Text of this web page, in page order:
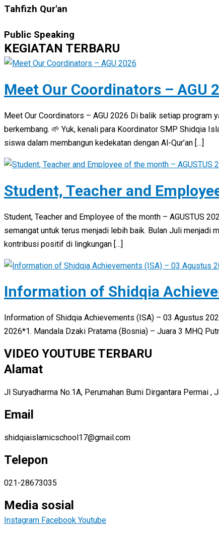
Tahfizh Qur'an
Public Speaking
KEGIATAN TERBARU
Meet Our Coordinators – AGU
Meet Our Coordinators – AGU 2026 Di balik setiap program
berkembang. 🌱 Yuk, kenali para Koordinator SMP Shidqia
siswa dalam membangun kedekatan dengan Al-Qur’an […]
Student, Teacher and
Student, Teacher and Employee of the month – AGUSTUS
semangat untuk terus menjadi lebih baik. Bulan Juli menjadi
kontribusi positif di lingkungan […]
Information of Shidqia
Information of Shidqia Achievements (ISA) – 03 Agustus
2026*1. Mandala Dzaki Pratama (Bosnia) – Juara 3 MHQ
VIDEO YOUTUBE TERBARU
Alamat
Jl Suryadharma No.1A, Perumahan Bumi Dirgantara Permai ,
Email
shidqiaislamicschool17@gmail.com
Telepon
021-28673035
Media sosial
Instagram Facebook Youtube